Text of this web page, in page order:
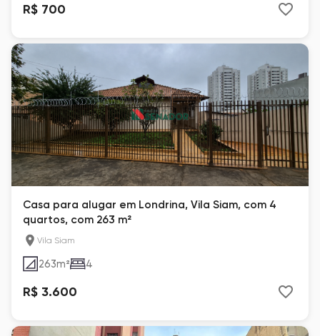
R$ 700
Casa para alugar em Londrina, Vila Siam, com 4
quartos, com 263 m²
Vila Siam
263m² 4
R$ 3.600